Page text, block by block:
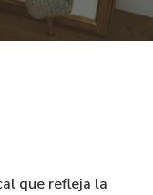
que refleja la